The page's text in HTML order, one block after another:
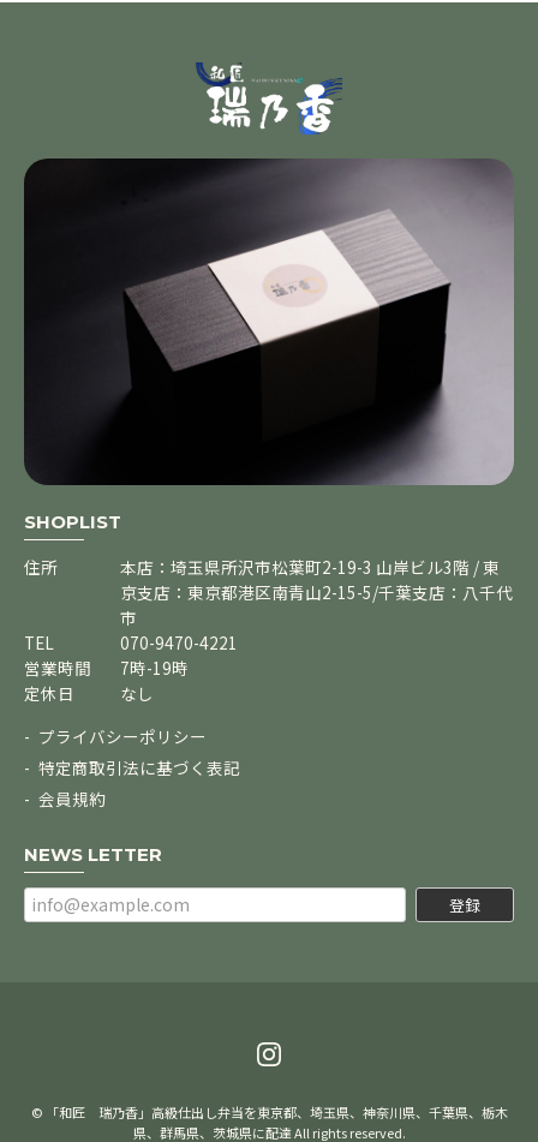
SHOPLIST
住所
本店：埼玉県所沢市松葉町2-19-3 山岸ビル3階 / 東
京支店：東京都港区南青山2-15-5/千葉支店：八千代
市
TEL
070-9470-4221
営業時間
7時-19時
定休日
なし
プライバシーポリシー
特定商取引法に基づく表記
会員規約
NEWS LETTER
登録
© 「和匠 瑞乃香」高級仕出し弁当を東京都、埼玉県、神奈川県、千葉県、栃木
県、群馬県、茨城県に配達 All rights reserved.